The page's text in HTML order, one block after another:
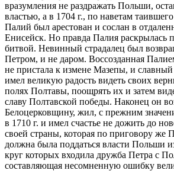
вразумления не раздражать Польши,
властью, а в 1704 г., по наветам
Палий был арестован и сослан в
Енисейск. Но правда Палия раскрылась
битвой. Невинный страдалец был
Петром, и не даром. Воссозданная
не пристала к измене Мазепы, и
имел великую радость видеть своих
полях Полтавы, поощрять их и затем
славу Полтавской победы. Наконец он
Белоцерковщину, жил, с прежним
в 1710 г. и имел счастье не дожить до
своей страны, которая по приговору же
должна была поддаться власти Польши
круг которых входила дружба Петра с
составляющая несомненную ошибку